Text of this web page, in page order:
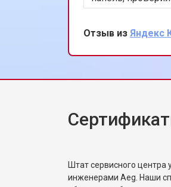
Ремонт платы
Корпусный
Замена
сразу нашёл
амортизаторах.
запустили тест
стоит ровно,
Жена сказала,
Отзыв из Яндекс
Штат сервисного
инженерами Aeg. Наши